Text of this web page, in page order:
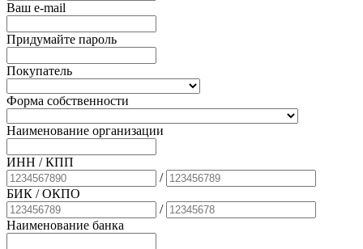
Ваш e-mail
Придумайте пароль
Покупатель
Форма собственности
Наименование организации
ИНН / КПП
/
БИК / ОКПО
/
Наименование банка